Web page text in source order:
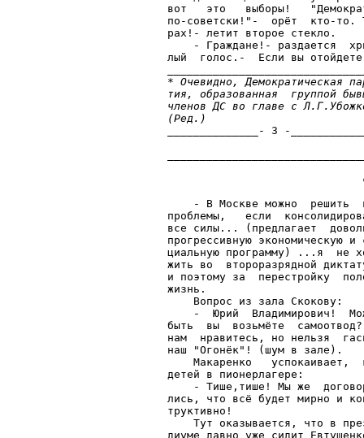
вот   это   выборы!
по-советски!"-  орёт  кто-
рах!- летит второе стекло.
- Граждане!- раздается
лый  голос.-  Если вы
* Очевидно, Демократическая
тия, образованная  группой
членов ДС во главе с
(Ред.)